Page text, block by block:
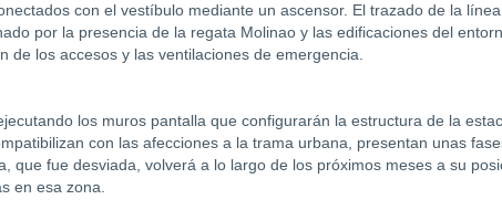
con el vestíbulo mediante un ascensor. El trazado de la
por la presencia de la regata Molinao y las edificaciones del
de los accesos y las ventilaciones de emergencia.
los muros pantalla que configurarán la estructura de la
con las afecciones a la trama urbana, presentan unas
que fue desviada, volverá a lo largo de los próximos meses a su
en esa zona.